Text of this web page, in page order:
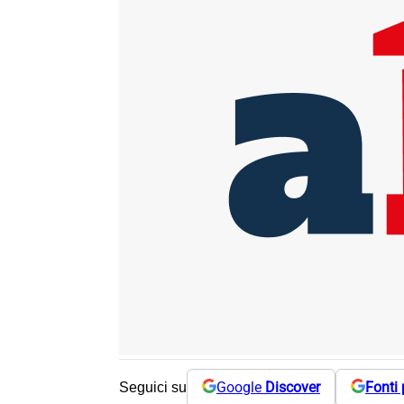
Seguici su Google Discover Fonti